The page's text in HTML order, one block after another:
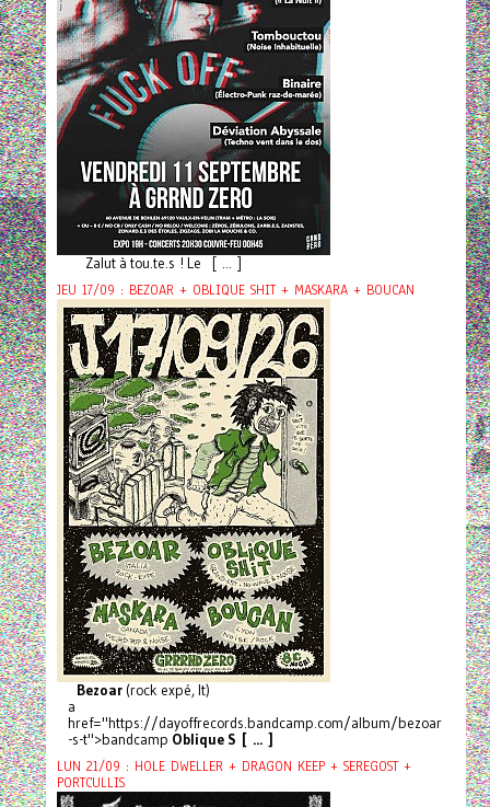
Zalut à tou.te.s ! Le [ ... ]
JEU 17/09 : BEZOAR + OBLIQUE SHIT + MASKARA + BOUCAN
Bezoar(rock expé, It)
a
href="https://dayoffrecords.bandcamp.com/album/bezoar
-s-t">bandcamp Oblique S [ ... ]
LUN 21/09 : HOLE DWELLER + DRAGON KEEP + SEREGOST +
PORTCULLIS